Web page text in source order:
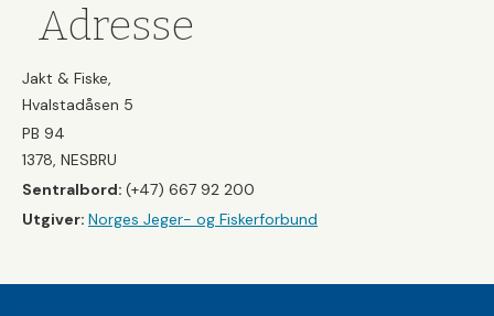
Adresse
Jakt & Fiske,
Hvalstadåsen 5
PB 94
1378, NESBRU
Sentralbord: (+47) 667 92 200
Utgiver: Norges Jeger- og Fiskerforbund